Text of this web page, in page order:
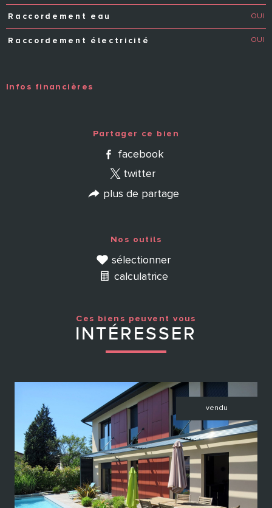
Raccordement eau OUI
Raccordement électricité OUI
Infos financières
Partager ce bien
facebook
twitter
plus de partage
Nos outils
sélectionner
calculatrice
Ces biens peuvent vous
INTÉRESSER
vendu
voir le bien